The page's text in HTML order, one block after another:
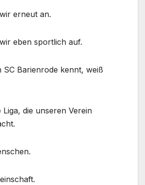
erneut an.
eben sportlich auf.
SC Barienrode kennt, weiß
Liga, die unseren Verein